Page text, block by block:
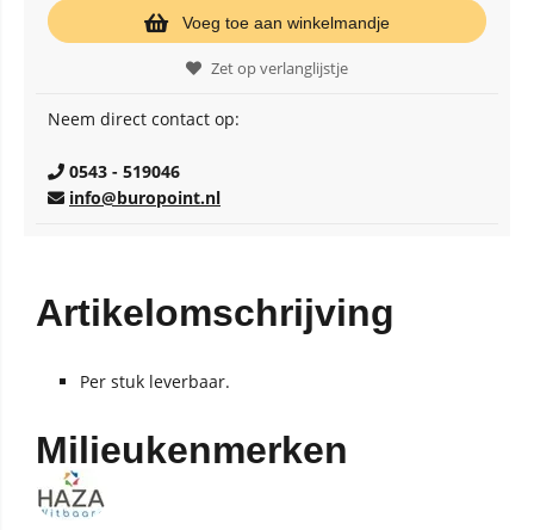
Voeg toe aan winkelmandje
Zet op verlanglijstje
Neem direct contact op:
0543 - 519046
info@buropoint.nl
Artikelomschrijving
Per stuk leverbaar.
Milieukenmerken